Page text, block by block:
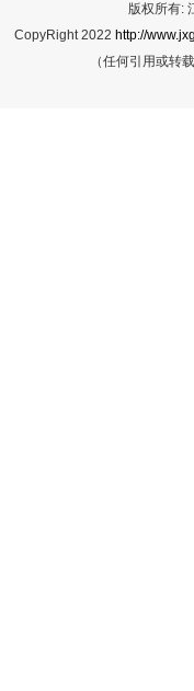
版权所有:
CopyRight 2022 http://
（任何引用或转